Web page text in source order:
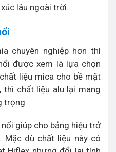
lâu ngoài trời.
chuyên nghiệp hơn thì
được xem là lựa chọn
liệu mica cho bề mặt
thì chất liệu alu lại mang
trọng.
giúp cho bảng hiệu trở
Mặc dù chất liệu này có